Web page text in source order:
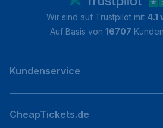
Wir sind auf Trustpilot mit 4.1
Auf Basis von 16707
Kundenservice
CheapTickets.de